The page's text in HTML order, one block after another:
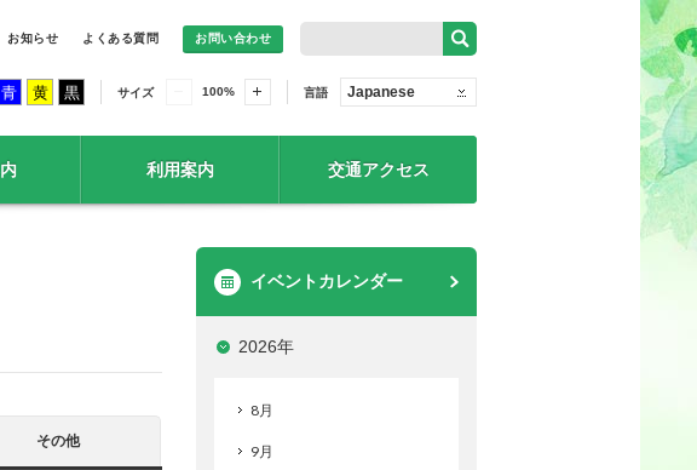
お知らせ よくある質問 お問い合わせ
青 黄 黒 サイズ 100% 言語 Japanese
利用案内 交通アクセス
その他
イベントカレンダー
2026年
8月
9月